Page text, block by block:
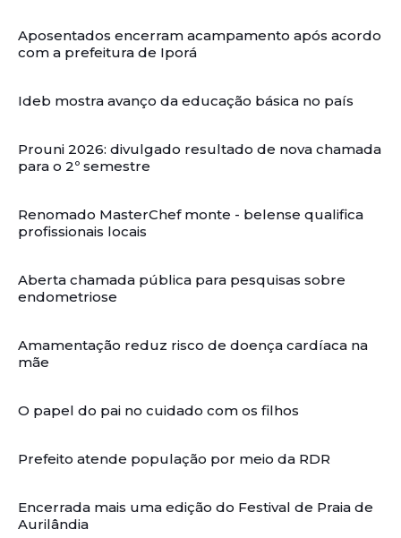
Aposentados encerram acampamento após acordo
com a prefeitura de Iporá
Ideb mostra avanço da educação básica no país
Prouni 2026: divulgado resultado de nova chamada
para o 2º semestre
Renomado MasterChef monte - belense qualifica
profissionais locais
Aberta chamada pública para pesquisas sobre
endometriose
Amamentação reduz risco de doença cardíaca na
mãe
O papel do pai no cuidado com os filhos
Prefeito atende população por meio da RDR
Encerrada mais uma edição do Festival de Praia de
Aurilândia